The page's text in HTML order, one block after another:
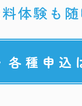
体験も
各種申込